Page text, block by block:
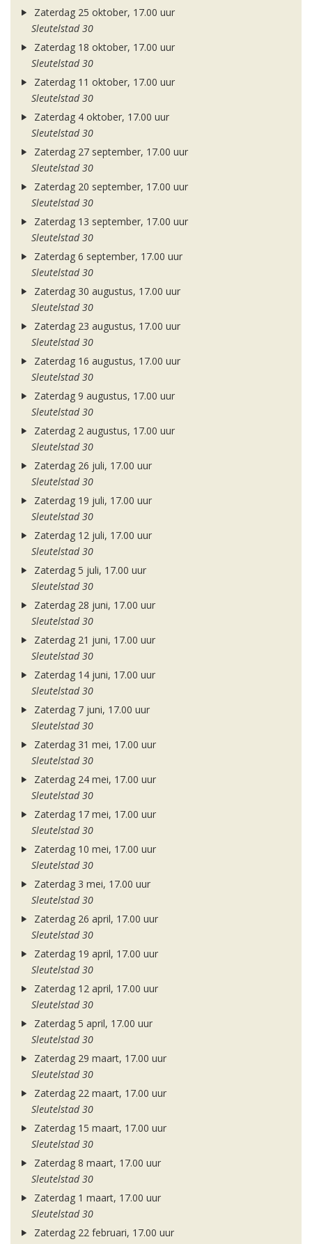
Zaterdag 25 oktober, 17.00 uur
Sleutelstad 30
Zaterdag 18 oktober, 17.00 uur
Sleutelstad 30
Zaterdag 11 oktober, 17.00 uur
Sleutelstad 30
Zaterdag 4 oktober, 17.00 uur
Sleutelstad 30
Zaterdag 27 september, 17.00 uur
Sleutelstad 30
Zaterdag 20 september, 17.00 uur
Sleutelstad 30
Zaterdag 13 september, 17.00 uur
Sleutelstad 30
Zaterdag 6 september, 17.00 uur
Sleutelstad 30
Zaterdag 30 augustus, 17.00 uur
Sleutelstad 30
Zaterdag 23 augustus, 17.00 uur
Sleutelstad 30
Zaterdag 16 augustus, 17.00 uur
Sleutelstad 30
Zaterdag 9 augustus, 17.00 uur
Sleutelstad 30
Zaterdag 2 augustus, 17.00 uur
Sleutelstad 30
Zaterdag 26 juli, 17.00 uur
Sleutelstad 30
Zaterdag 19 juli, 17.00 uur
Sleutelstad 30
Zaterdag 12 juli, 17.00 uur
Sleutelstad 30
Zaterdag 5 juli, 17.00 uur
Sleutelstad 30
Zaterdag 28 juni, 17.00 uur
Sleutelstad 30
Zaterdag 21 juni, 17.00 uur
Sleutelstad 30
Zaterdag 14 juni, 17.00 uur
Sleutelstad 30
Zaterdag 7 juni, 17.00 uur
Sleutelstad 30
Zaterdag 31 mei, 17.00 uur
Sleutelstad 30
Zaterdag 24 mei, 17.00 uur
Sleutelstad 30
Zaterdag 17 mei, 17.00 uur
Sleutelstad 30
Zaterdag 10 mei, 17.00 uur
Sleutelstad 30
Zaterdag 3 mei, 17.00 uur
Sleutelstad 30
Zaterdag 26 april, 17.00 uur
Sleutelstad 30
Zaterdag 19 april, 17.00 uur
Sleutelstad 30
Zaterdag 12 april, 17.00 uur
Sleutelstad 30
Zaterdag 5 april, 17.00 uur
Sleutelstad 30
Zaterdag 29 maart, 17.00 uur
Sleutelstad 30
Zaterdag 22 maart, 17.00 uur
Sleutelstad 30
Zaterdag 15 maart, 17.00 uur
Sleutelstad 30
Zaterdag 8 maart, 17.00 uur
Sleutelstad 30
Zaterdag 1 maart, 17.00 uur
Sleutelstad 30
Zaterdag 22 februari, 17.00 uur